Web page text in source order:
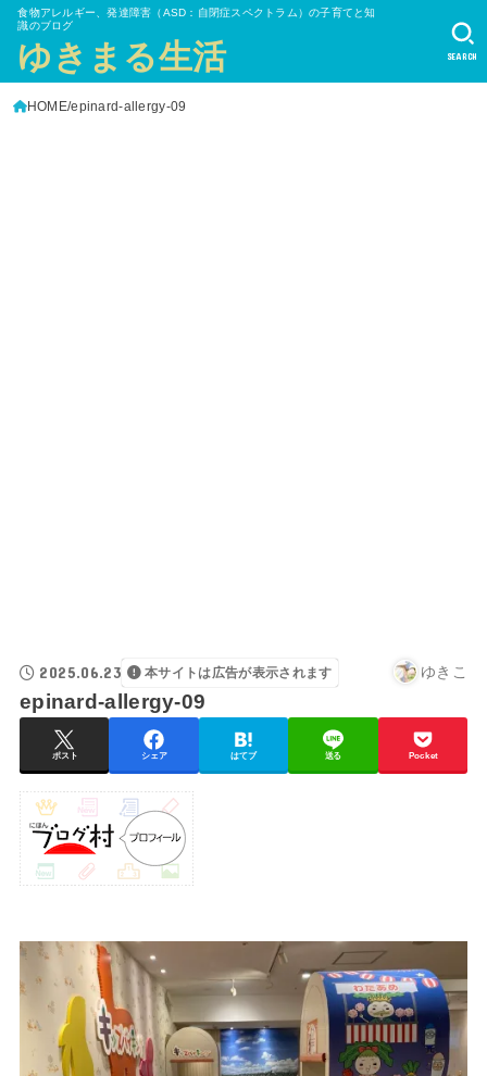
食物アレルギー、発達障害（ASD：自閉症スペクトラム）の子育てと知
識のブログ
ゆきまる生活 SEARCH
HOME epinard-allergy-09
2025.06.23 本サイトは広告が表示されます ゆきこ
epinard-allergy-09
ポスト シェア はてブ 送る Pocket